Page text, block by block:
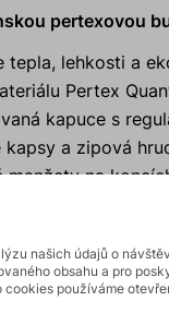
pertexovou
tepla, lehkosti a
Pertex
kapuce s
a zipová
manžety na
našich údajů o
obsahu a pro
cookies používáme